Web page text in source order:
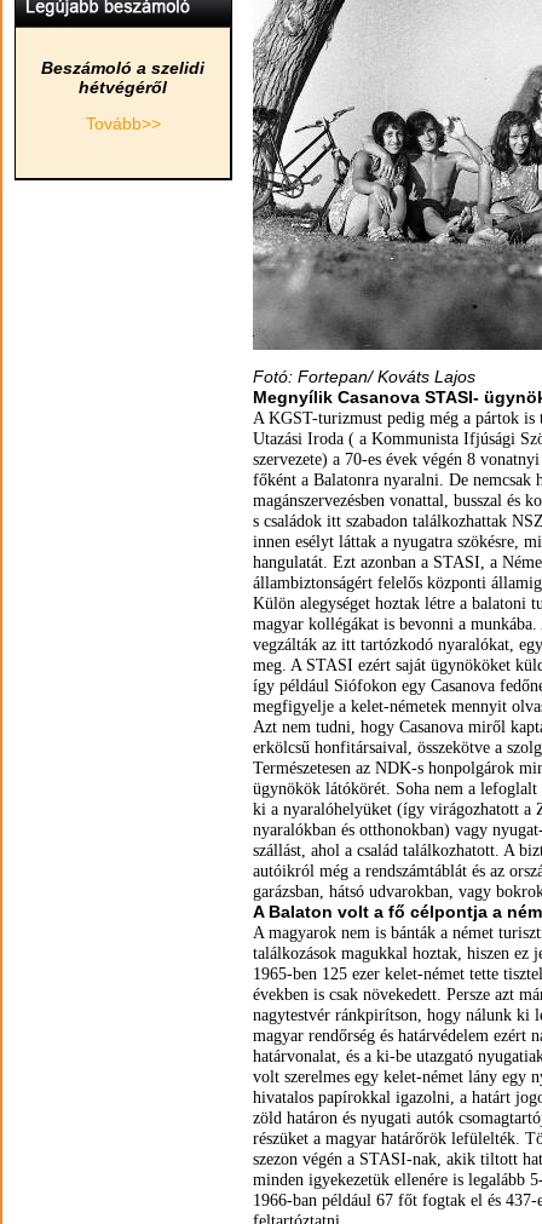
Beszámoló a szelidi
hétvégéről
Tovább>>
Fotó: Fortepan/ Kováts Lajos
Megnyílik Casanova STASI-
A KGST-turizmust pedig még a pártok
Utazási Iroda ( a Kommunista Ifjúsági
szervezete) a 70-es évek végén 8
főként a Balatonra nyaralni. De nemcsak
magánszervezésben vonattal, busszal és
s családok itt szabadon találkozhattak
innen esélyt láttak a nyugatra szökésre,
hangulatát. Ezt azonban a STASI, a
állambiztonságért felelős központi
Külön alegységet hoztak létre a balatoni
magyar kollégákat is bevonni a munkába.
vegzálták az itt tartózkodó nyaralókat,
meg. A STASI ezért saját ügynököket
így például Siófokon egy Casanova
megfigyelje a kelet-németek mennyit
Azt nem tudni, hogy Casanova miről
erkölcsű honfitársaival, összekötve a
Természetesen az NDK-s honpolgárok
ügynökök látókörét. Soha nem a lefoglalt
ki a nyaralóhelyüket (így virágozhatott a
nyaralókban és otthonokban) vagy
szállást, ahol a család találkozhatott. A
autóikról még a rendszámtáblát és az
garázsban, hátsó udvarokban, vagy
A Balaton volt a fő célpontja a
A magyarok nem is bánták a német
találkozások magukkal hoztak, hiszen ez
1965-ben 125 ezer kelet-német tette
években is csak növekedett. Persze azt
nagytestvér ránkpirítson, hogy nálunk ki
magyar rendőrség és határvédelem ezért
határvonalat, és a ki-be utazgató
volt szerelmes egy kelet-német lány egy
hivatalos papírokkal igazolni, a határt
zöld határon és nyugati autók
részüket a magyar határőrök lefülelték.
szezon végén a STASI-nak, akik tiltott
minden igyekezetük ellenére is legalább
1966-ban például 67 főt fogtak el és